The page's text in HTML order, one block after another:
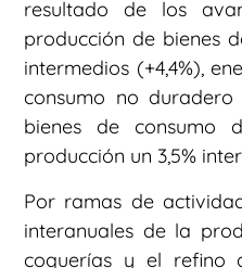
resultado de los
producción de bienes
intermedios (+4,4%),
consumo no duradero
bienes de consumo
producción un 3,5%
Por ramas de
interanuales de la
coquerías y el refino